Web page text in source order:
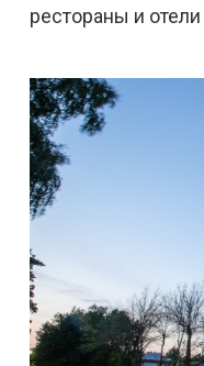
рестораны и